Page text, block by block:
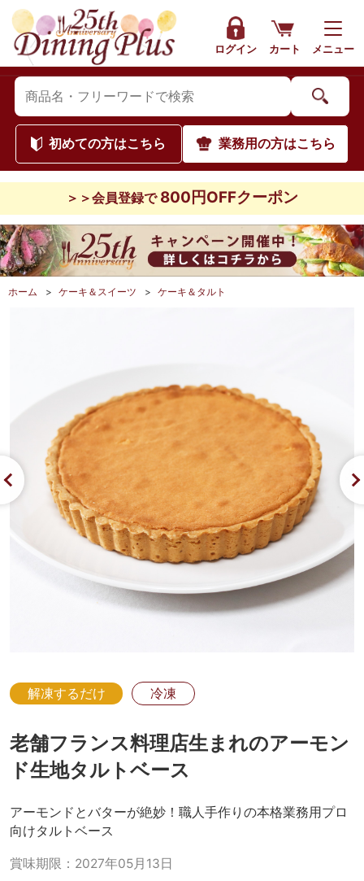
ログイン カート メニュー
初めての方はこちら 業務用の方はこちら
＞＞会員登録で 800円OFFクーポン
ホーム > ケーキ＆スイーツ > ケーキ＆タルト
解凍するだけ 冷凍
老舗フランス料理店生まれのアーモン
ド生地タルトベース
アーモンドとバターが絶妙！職人手作りの本格業務用プロ
向けタルトベース
賞味期限： 2027年05月13日